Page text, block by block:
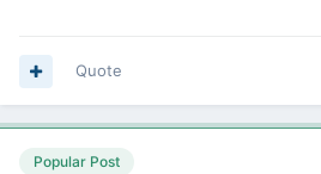
Quote
Popular Post